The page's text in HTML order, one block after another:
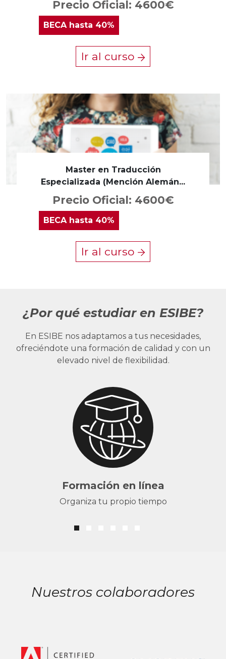
Precio Oficial: 4600€
BECAhasta 40%
Ir al curso
Master en Traducción
Especializada (Mención Alemán...
Precio Oficial: 4600€
BECA hasta 40%
Ir al curso
¿Por qué estudiar en ESIBE?
En ESIBE nos adaptamos a tus necesidades,
ofreciéndote una formación de calidad y con un
elevado nivel de flexibilidad.
Formación en línea
Organiza tu propio tiempo
Nuestros colaboradores